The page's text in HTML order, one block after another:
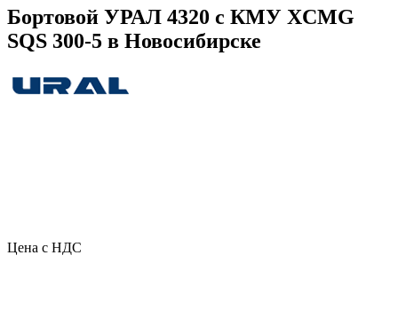
Бортовой УРАЛ 4320 с КМУ XCMG
SQS 300-5 в Новосибирске
Цена с НДС